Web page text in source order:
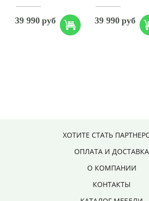
39 990 руб 39 990 руб
ХОТИТЕ СТАТЬ
ОПЛАТА И ДОСТАВКА
О КОМПАНИИ
КОНТАКТЫ